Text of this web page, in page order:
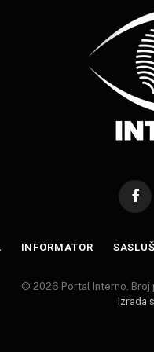
INFORMATOR
© 2026 Portal Interno.
Izrada